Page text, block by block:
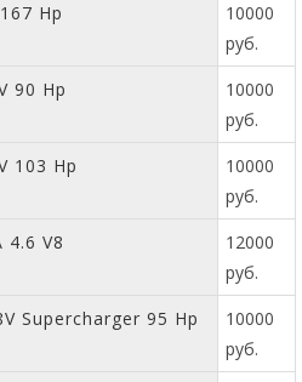
Hp
10000
руб.
90 Hp
10000
руб.
103 Hp
10000
руб.
4.6 V8
12000
руб.
Supercharger 95 Hp
10000
руб.